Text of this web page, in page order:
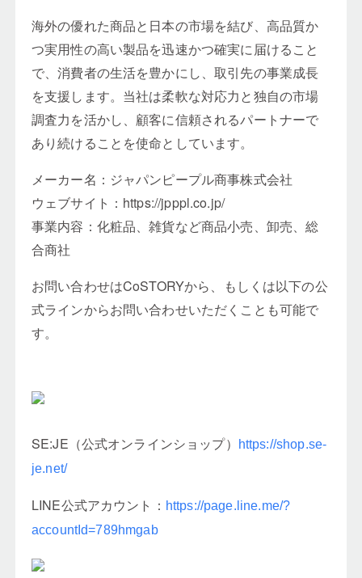
海外の優れた商品と日本の市場を結び、高品質か
つ実用性の高い製品を迅速かつ確実に届けること
で、消費者の生活を豊かにし、取引先の事業成長
を支援します。当社は柔軟な対応力と独自の市場
調査力を活かし、顧客に信頼されるパートナーで
あり続けることを使命としています。
メーカー名：ジャパンピープル商事株式会社
ウェブサイト：https://jpppl.co.jp/
事業内容：化粧品、雑貨など商品小売、卸売、総
合商社
お問い合わせはCoSTORYから、もしくは以下の公
式ラインからお問い合わせいただくことも可能で
す。
SE:JE（公式オンラインショップ）
https://shop.se-
je.net/
LINE公式アカウント： https://page.line.me/?
accountId=789hmgab